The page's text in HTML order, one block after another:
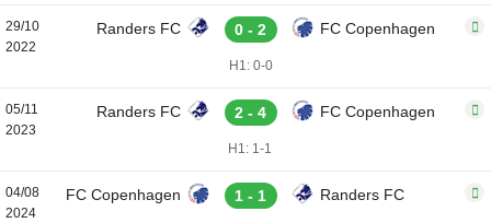
29/10
2022
Randers FC 0 - 2 FC Copenhagen
H1: 0-0
05/11
2023
Randers FC 2 - 4 FC Copenhagen
H1: 1-1
04/08
2024
FC Copenhagen 1 - 1 Randers FC